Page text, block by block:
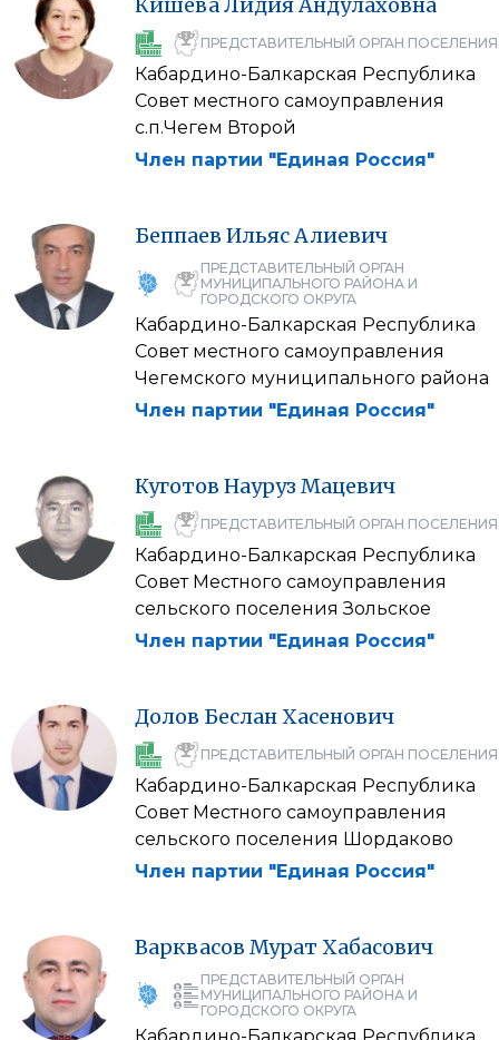
ПРЕДСТАВИТЕЛЬНЫЙ ОРГАН ПОСЕЛЕНИЯ
Кабардино-Балкарская Республика
Совет местного самоуправления
с.п.Чегем Второй
Член партии "Единая Россия"
Беппаев ИльясАлиевич
ПРЕДСТАВИТЕЛЬНЫЙ ОРГАН
МУНИЦИПАЛЬНОГО РАЙОНА И
ГОРОДСКОГО ОКРУГА
Кабардино-Балкарская Республика
Совет местного самоуправления
Чегемского муниципального района
Член партии "Единая Россия"
Куготов Науруз Мацевич
ПРЕДСТАВИТЕЛЬНЫЙ ОРГАН ПОСЕЛЕНИЯ
Кабардино-Балкарская Республика
Совет Местного самоуправления
сельского поселения Зольское
Член партии "Единая Россия"
Долов БесланХасенович
ПРЕДСТАВИТЕЛЬНЫЙ ОРГАН ПОСЕЛЕНИЯ
Кабардино-Балкарская Республика
Совет Местного самоуправления
сельского поселения Шордаково
Член партии "Единая Россия"
Варквасов Мурат Хабасович
ПРЕДСТАВИТЕЛЬНЫЙ ОРГАН
МУНИЦИПАЛЬНОГО РАЙОНА И
ГОРОДСКОГО ОКРУГА